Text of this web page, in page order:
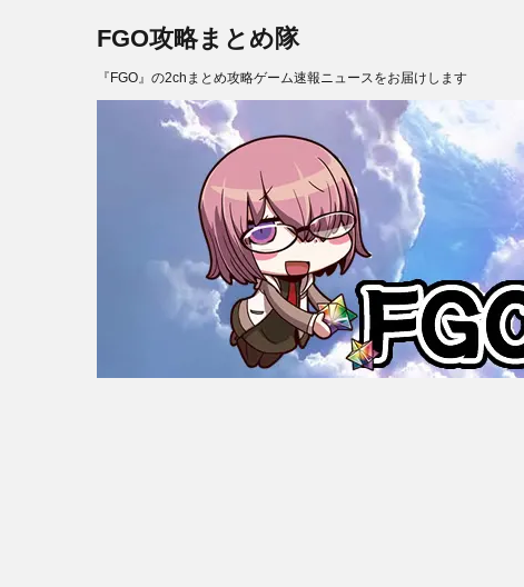
FGO攻略まとめ隊
『FGO』の2chまとめ攻略ゲーム速報ニュースをお届けします